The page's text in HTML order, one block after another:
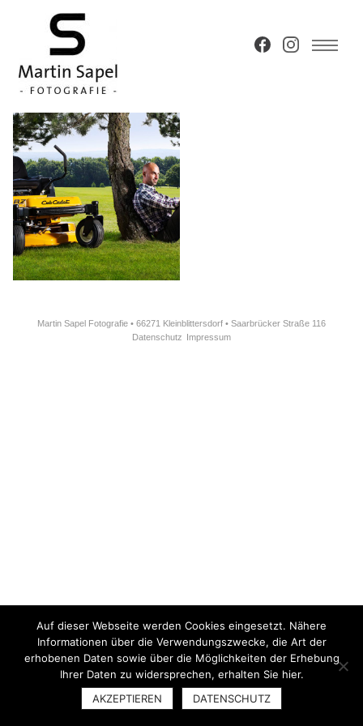
Martin Sapel Fotografie • 66271 Kleinblittersdorf • Saarbrücker Straße 116
Datenschutz Impressum
Auf dieser Webseite werden Cookies eingesetzt. Nähere
Informationen über die Verwendungszwecke, die Art der
erhobenen Daten sowie über die Möglichkeiten der Erhebung
Ihrer Daten zu widersprechen, erhalten Sie hier.
AKZEPTIEREN
DATENSCHUTZ